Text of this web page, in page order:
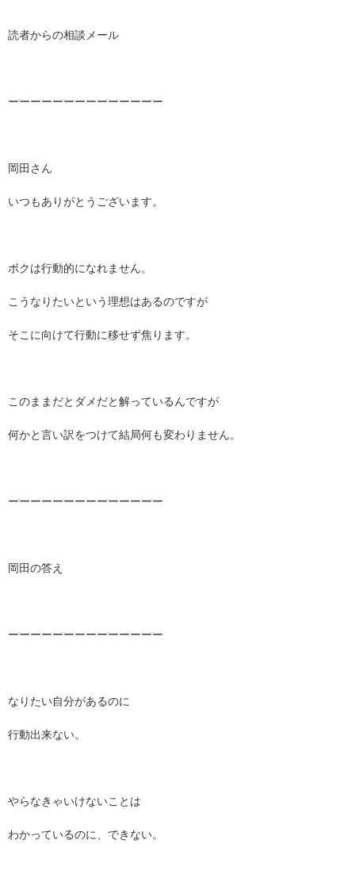
読者からの相談メール
ーーーーーーーーーーーーーー
岡田さん
いつもありがとうございます。
ボクは行動的になれません。
こうなりたいという理想はあるのですが
そこに向けて行動に移せず焦ります。
このままだとダメだと解っているんですが
何かと言い訳をつけて結局何も変わりません。
ーーーーーーーーーーーーーー
岡田の答え
ーーーーーーーーーーーーーー
なりたい自分があるのに
行動出来ない。
やらなきゃいけないことは
わかっているのに、できない。